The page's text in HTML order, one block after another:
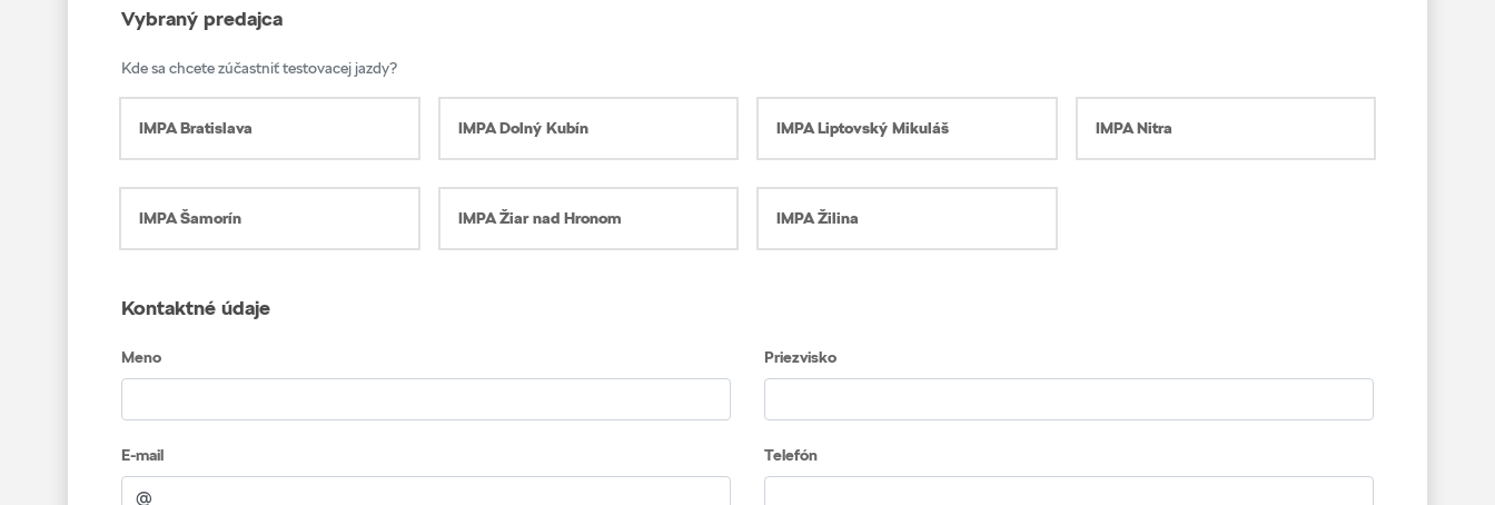
Vybraný predajca
Kde sa chcete zúčastniť testovacej jazdy?
IMPA Bratislava IMPA Dolný Kubín IMPA Liptovský Mikuláš IMPA Nitra
IMPA Šamorín IMPA Žiar nad Hronom IMPA Žilina
Kontaktné údaje
Meno Priezvisko
E-mail Telefón